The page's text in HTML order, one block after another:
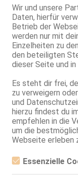
Wir und unsere
Daten, hierfür
Betrieb der
werden nur mit
Einzelheiten zu
den beteiligten
dieser Seite und in
Es steht dir frei,
zu verweigern
und
hierzu findest du
empfehlen in die
um die
Webseite erleben
Essenzielle
Essenzielle Cookies
Oberweite:
Typ:
KF:
Intimbereich:
Haare:
Augen:
Sprachen:
Verkehr:
Service für: